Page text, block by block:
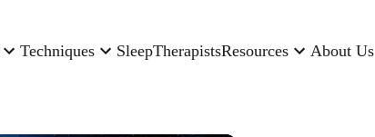
Techniques SleepTherapistsResources About Us